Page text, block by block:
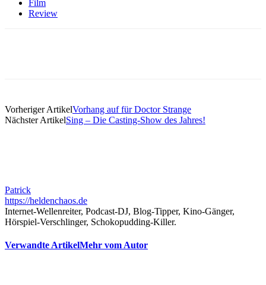
Film
Review
Vorheriger ArtikelVorhang auf für Doctor Strange
Nächster ArtikelSing – Die Casting-Show des Jahres!
Patrick
https://heldenchaos.de
Internet-Wellenreiter, Podcast-DJ, Blog-Tipper, Kino-Gänger,
Hörspiel-Verschlinger, Schokopudding-Killer.
Verwandte ArtikelMehr vom Autor